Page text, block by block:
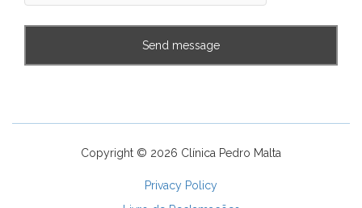
Copyright © 2026 Clínica Pedro Malta
Privacy Policy